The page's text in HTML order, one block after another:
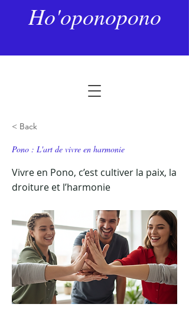
Ho'oponopono
< Back
Pono : L'art de vivre en harmonie
Vivre en Pono, c’est cultiver la paix, la
droiture et l’harmonie